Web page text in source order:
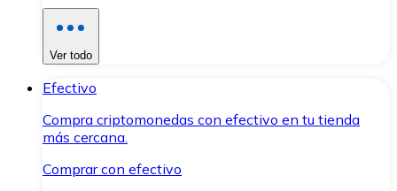
Ver todo
Efectivo
Compra criptomonedas con efectivo en tu tienda
más cercana.
Comprar con efectivo